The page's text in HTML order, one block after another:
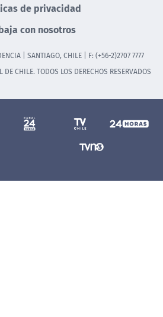
de privacidad
con nosotros
| SANTIAGO, CHILE | F: (+56-2)2707 7777
CHILE. TODOS LOS DERECHOS RESERVADOS